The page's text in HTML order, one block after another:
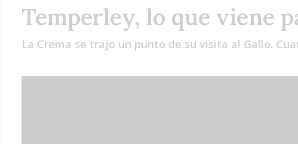
Temperley, lo que viene
La Crema se trajo un punto de su visita al Gallo.